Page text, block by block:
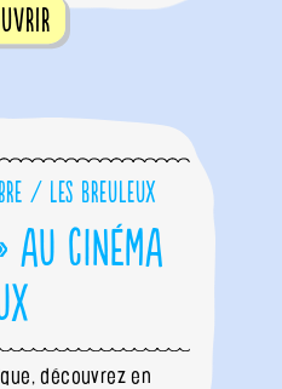
/ Les Breuleux
Cinéma
découvrez en